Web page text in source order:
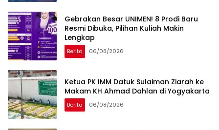
Gebrakan Besar UNIMEN! 8 Prodi Baru
Resmi Dibuka, Pilihan Kuliah Makin
Lengkap
Berita 06/08/2026
Ketua PK IMM Datuk Sulaiman Ziarah ke
Makam KH Ahmad Dahlan di Yogyakarta
Berita 06/08/2026